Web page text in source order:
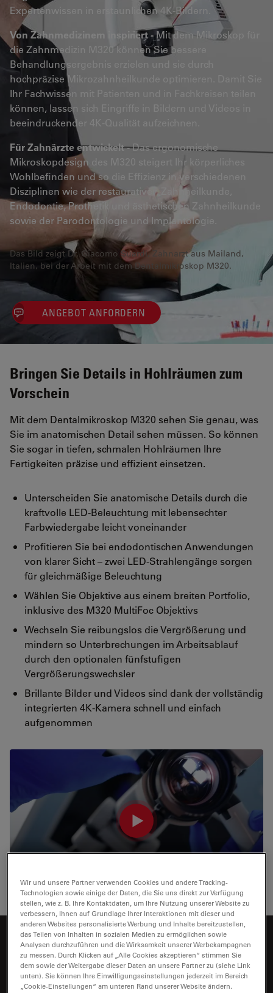
Expertenwissen in erstaunlichen 4K-Bildern.
Von Zahnmedizinern inspiriert -Mit dem Mikroskop für
die Zahnmedizin M320 können Sie bessere
Behandlungsergebnis erzielen und sie durch
hochpräzise Mikrozahnheilkunde optimieren. Damit Sie
Ihr Fachwissen mit Patienten und in Fachkreisen teilen
können, lassen sich Eingriffe in Bildern und Videos in
beeindruckender 4K-Qualität aufzeichnen.
Für Zahnärzte entwickelt -Das ergonomische
Mikroskopdesign des M320 steigert Ihr körperliches
Wohlbefinden und so die Effizienz in verschiedenen
Disziplinen wie der restaurativen Zahnheilkunde,
Endodontie, Prothetik und ästhetischen Zahnheilkunde
sowie der Parodontologie und Implantologie.
Das Bild zeigt Dr. Giacomo Suardi, Zahnarzt aus Mailand,
Italien, bei der Arbeit mit dem Dentalmikroskop M320.
ANGEBOT ANFORDERN
Bringen Sie Details in Hohlräumen zum
Vorschein
Mit dem Dentalmikroskop M320 sehen Sie genau, was
Sie im anatomischen Detail sehen müssen. So können
Sie sogar in tiefen, schmalen Hohlräumen Ihre
Fertigkeiten präzise und effizient einsetzen.
Unterscheiden Sie anatomische Details durch die
kraftvolle LED-Beleuchtung mit lebensechter
Farbwiedergabe leicht voneinander
Profitieren Sie bei endodontischen Anwendungen
von klarer Sicht – zwei LED-Strahlengänge sorgen
für gleichmäßige Beleuchtung
Wählen Sie Objektive aus einem breiten Portfolio,
inklusive des M320 MultiFoc Objektivs
Wechseln Sie reibungslos die Vergrößerung und
mindern so Unterbrechungen im Arbeitsablauf
durch den optionalen fünfstufigen
Vergrößerungswechsler
Brillante Bilder und Videos sind dank der vollständig
integrierten 4K-Kamera schnell und einfach
aufgenommen
Machen Sie das M320 zu einem Teil Ihrer
täglichen Routine
Wir und unsere Partner verwenden Cookies und andere Tracking-
Technologien sowie einige der Daten, die Sie uns direkt zur Verfügung
stellen, wie z. B. Ihre Kontaktdaten, um Ihre Nutzung unserer Website zu
verbessern, Ihnen auf Grundlage Ihrer Interaktionen mit dieser und
anderen Websites personalisierte Werbung und Inhalte bereitzustellen,
das Teilen von Inhalten in sozialen Medien zu ermöglichen sowie
Analysen durchzuführen und die Wirksamkeit unserer Werbekampagnen
zu messen. Durch Klicken auf „Alle Cookies akzeptieren“ stimmen Sie
dem sowie der Weitergabe dieser Daten an unsere Partner zu (siehe Link
unten). Sie können Ihre Einwilligungseinstellungen jederzeit im Bereich
„Cookie-Einstellungen“ am unteren Rand unserer Website ändern.